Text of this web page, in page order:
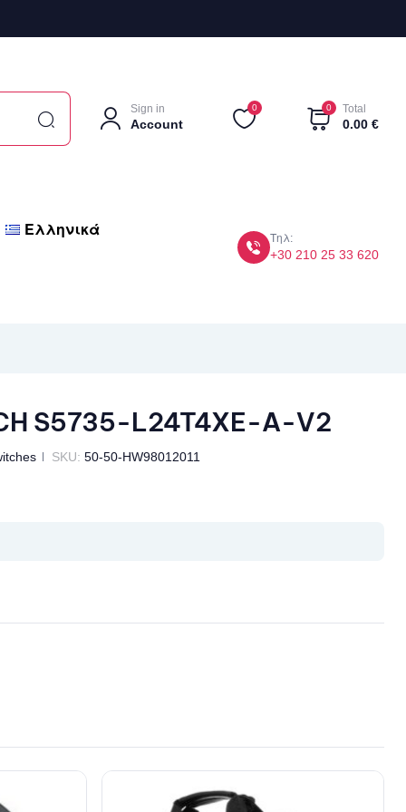
Sign in
Account
0 0 Total
0.00 €
Ελληνικά Τηλ:
+30 210 25 33 620
S5735-L24T4XE-A-V2
SKU: 50-50-HW98012011